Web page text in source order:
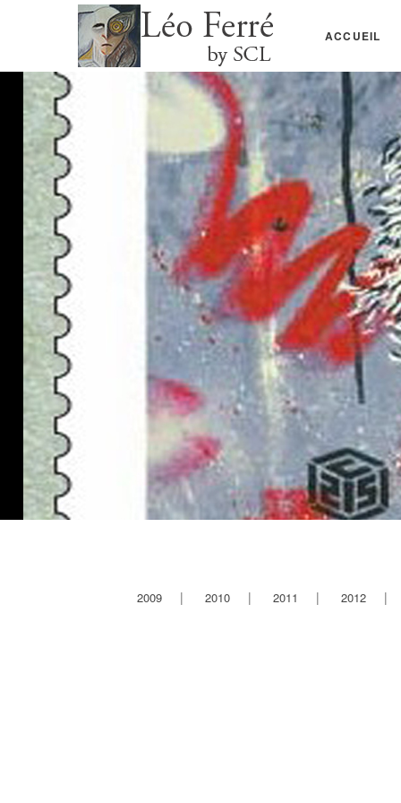
ACCUEIL
2009 2010 2011 2012